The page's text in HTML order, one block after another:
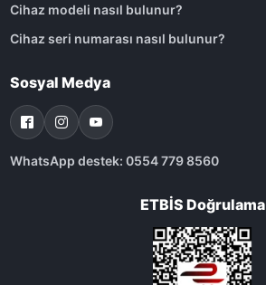
Cihaz modeli nasıl bulunur?
Cihaz seri numarası nasıl bulunur?
Sosyal Medya
WhatsApp destek: 0554 779 8560
ETBİS Doğrulama